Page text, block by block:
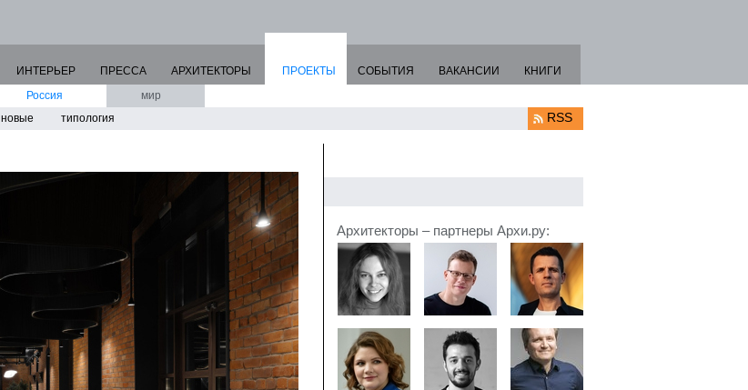
ИНТЕРЬЕР ПРЕССА АРХИТЕКТОРЫ
ПРОЕКТЫ
Россия
новые
типология
мир
СОБЫТИЯ ВАКАНСИИ КНИГИ
RSS
Архитекторы – партнеры Архи.ру: